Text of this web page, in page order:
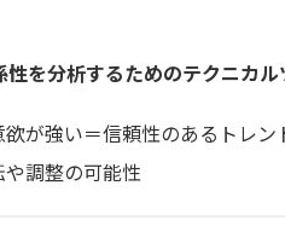
を分析するためのテクニカル
が強い＝信頼性のあるトレン
調整の可能性